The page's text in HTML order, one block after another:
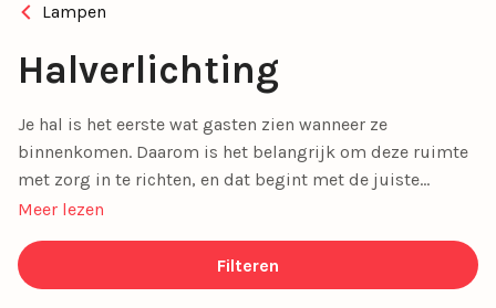
Lampen
Halverlichting
Je hal is het eerste wat gasten zien wanneer ze
binnenkomen. Daarom is het belangrijk om deze ruimte
met zorg in te richten, en dat begint met de juiste
halverlichting
maakt direct impact.
Meer lezen
Filteren